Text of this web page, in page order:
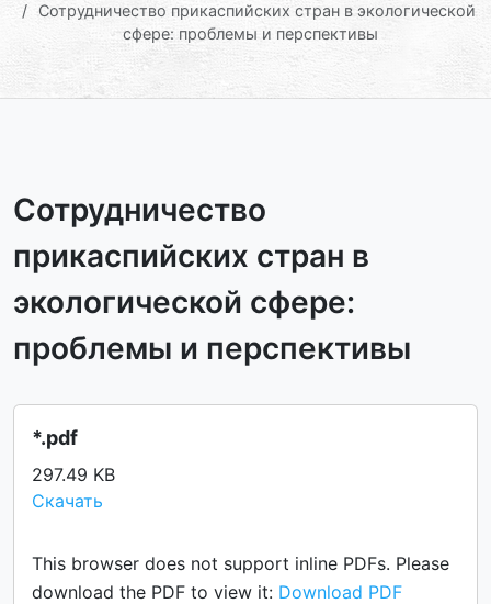
Сотрудничество прикаспийских стран в экологической
сфере: проблемы и перспективы
Сотрудничество
прикаспийских стран в
экологической сфере:
проблемы и перспективы
*.pdf
297.49 KB
Скачать
This browser does not support inline PDFs. Please
download the PDF to view it: Download PDF